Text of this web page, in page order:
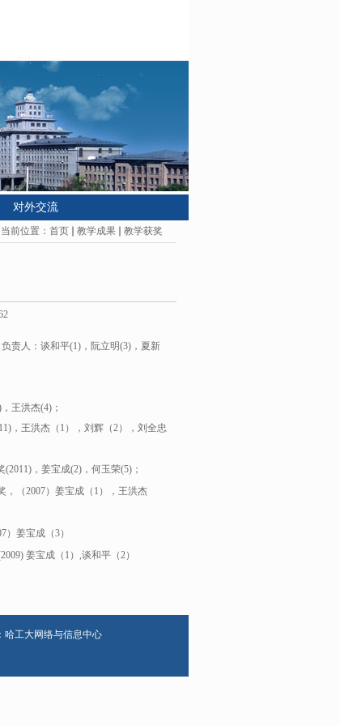
对外交流
当前位置： 首页 教学成果 教学获奖
责人：谈和平(1)，阮立明(3)，夏新
王洪杰(4)；
，王洪杰（1），刘辉（2），刘全忠
，姜宝成(2)，何玉荣(5)；
，（2007）姜宝成（1），王洪杰
）姜宝成（3）
姜宝成（1）,谈和平（2）
哈工大网络与信息中心